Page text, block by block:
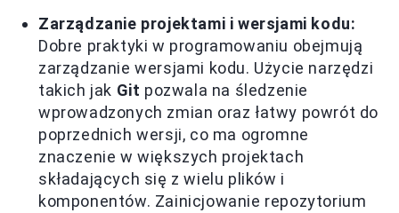
Zarządzanie projektami i wersjami kodu:
Dobre praktyki w programowaniu obejmują
zarządzanie wersjami kodu. Użycie narzędzi
takich jak Git pozwala na śledzenie
wprowadzonych zmian oraz łatwy powrót do
poprzednich wersji, co ma ogromne
znaczenie w większych projektach
składających się z wielu plików i
komponentów. Zainicjowanie repozytorium